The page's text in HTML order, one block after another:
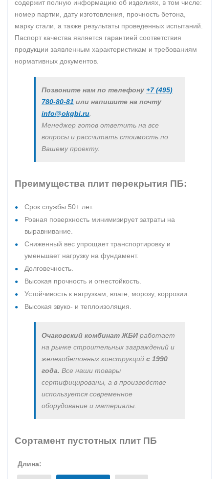
содержит полную информацию об изделиях, в том числе:
номер партии, дату изготовления, прочность бетона,
марку стали, а также результаты проведенных испытаний.
Паспорт качества является гарантией соответствия
продукции заявленным характеристикам и требованиям
нормативных документов.
Позвоните нам по телефону +7 (495)
780-80-81 или напишите на почту
info@okgbi.ru
Менеджер готов ответить на все
вопросы и рассчитать стоимость по
Вашему проекту.
Преимущества плит перекрытия ПБ:
Срок службы 50+ лет.
Ровная поверхность минимизирует затраты на
выравнивание.
Сниженный вес упрощает транспортировку и
уменьшает нагрузку на фундамент.
Долговечность.
Высокая прочность и огнестойкость.
Устойчивость к нагрузкам, влаге, морозу, коррозии.
Высокая звуко- и теплоизоляция.
Очаковский комбинат ЖБИработает
на рынке строительных заграждений и
железобетонных конструкций с 1990
года. Все наши товары
сертифицированы, а в производстве
используется современное
оборудование и материалы.
Сортамент пустотных плит ПБ
Длина: